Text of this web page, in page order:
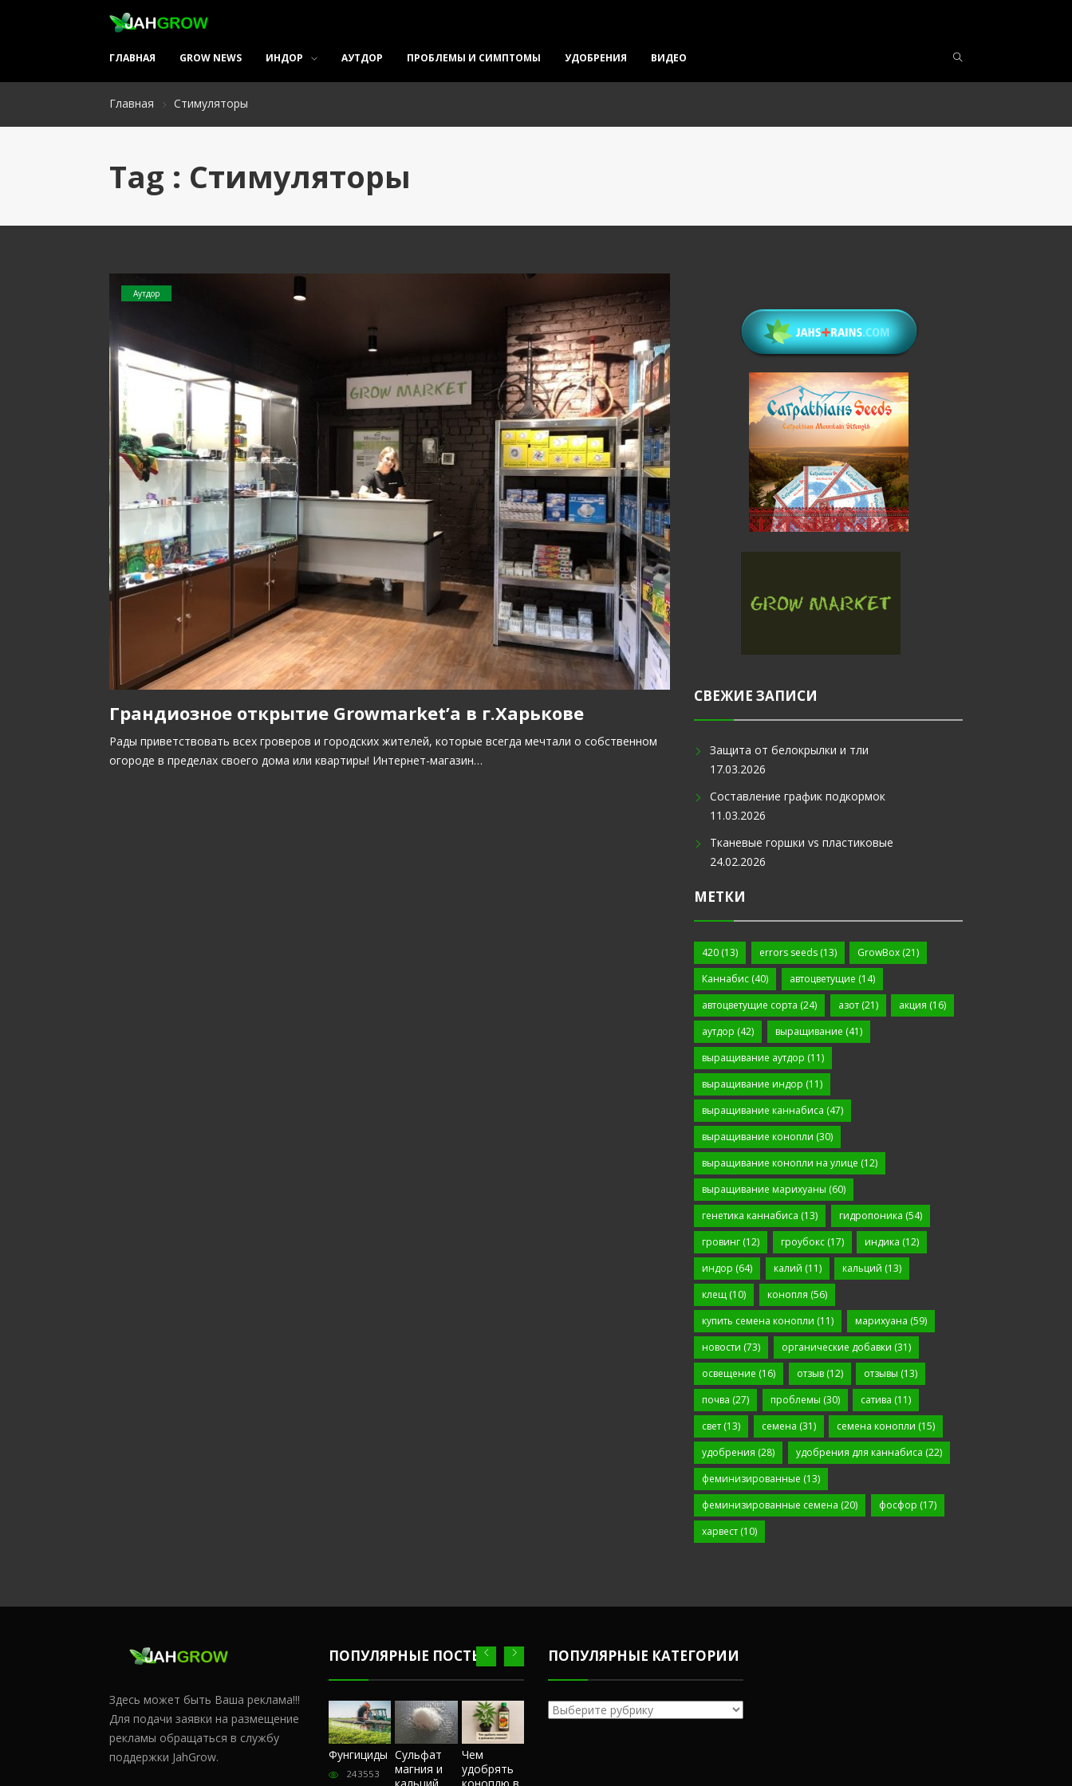
ГЛАВНАЯ GROW NEWS ИНДОР АУТДОР ПРОБЛЕМЫ И СИМПТОМЫ УДОБРЕНИЯ ВИДЕО
Главная Стимуляторы
Tag : Стимуляторы
Аутдор
Грандиозное открытие Growmarket’а в г.Харькове
Рады приветствовать всех гроверов и городских жителей, которые всегда мечтали о собственном
огороде в пределах своего дома или квартиры! Интернет-магазин…
СВЕЖИЕ ЗАПИСИ
Защита от белокрылки и тли
17.03.2026
Составление график подкормок
11.03.2026
Тканевые горшки vs пластиковые
24.02.2026
МЕТКИ
420 (13) errors seeds(13) GrowBox (21)
Каннабис (40) автоцветущие (14)
автоцветущие сорта (24) азот(21) акция (16)
аутдор (42) выращивание (41)
выращивание аутдор (11)
выращивание индор (11)
выращивание каннабиса (47)
выращивание конопли (30)
выращивание конопли на улице (12)
выращивание марихуаны (60)
генетика каннабиса (13) гидропоника (54)
гровинг (12) гроубокс(17) индика (12)
индор (64) калий (11) кальций (13)
клещ (10) конопля (56)
купить семена конопли (11) марихуана (59)
новости (73) органические добавки (31)
освещение (16) отзыв(12) отзывы (13)
почва (27) проблемы (30) сатива (11)
свет (13) семена (31) семена конопли (15)
удобрения (28) удобрения для каннабиса (22)
феминизированные (13)
феминизированные семена (20) фосфор (17)
харвест (10)
Здесь может быть Ваша реклама!!!
Для подачи заявки на размещение
рекламы обращаться в службу
поддержки JahGrow.
ПОПУЛЯРНЫЕ ПОСТЫ
Сульфат
магния и
Чем
Честный
Фунгициды
243553
Сульфат
магния и
кальций
Чем
удобрять
коноплю в
ПОПУЛЯРНЫЕ КАТЕГОРИИ
Популярные